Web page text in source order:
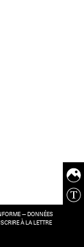
— DONNÉES
À LA LETTRE